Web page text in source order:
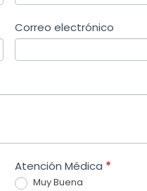
Correo electrónico
Atención Médica *
Muy Buena